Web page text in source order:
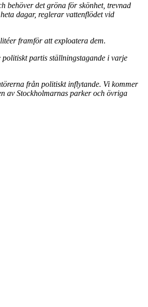
behöver det gröna för skönhet, trevnad
dagar, reglerar vattenflödet vid
framför att exploatera dem.
partis ställningstagande i varje
från politiskt inflytande. Vi kommer
av Stockholmarnas parker och övriga